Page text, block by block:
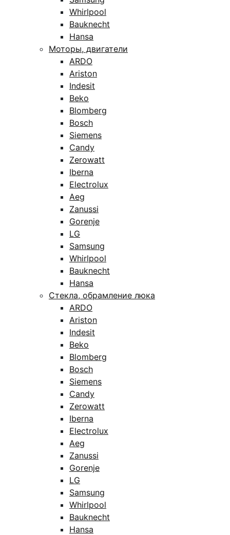
Whirlpool
Bauknecht
Hansa
Моторы, двигатели
ARDO
Ariston
Indesit
Beko
Blomberg
Bosch
Siemens
Candy
Zerowatt
Iberna
Electrolux
Aeg
Zanussi
Gorenje
LG
Samsung
Whirlpool
Bauknecht
Hansa
Стекла, обрамление люка
ARDO
Ariston
Indesit
Beko
Blomberg
Bosch
Siemens
Candy
Zerowatt
Iberna
Electrolux
Aeg
Zanussi
Gorenje
LG
Samsung
Whirlpool
Bauknecht
Hansa